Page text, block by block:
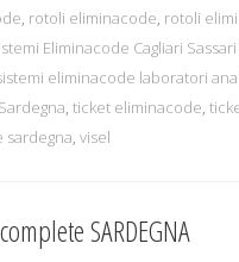
rotoli eliminacode rotoli
Eliminacode Cagliari
eliminacode laboratori
ticket eliminacode
sardegna visel
SARDEGNA